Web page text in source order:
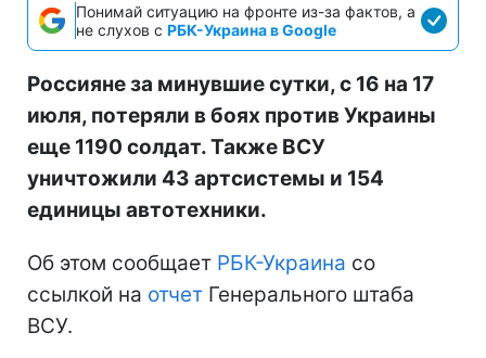
Понимай ситуацию на фронте из-за фактов, а
не слухов с РБК-Украина в Google
Россияне за минувшие сутки, с 16 на 17
июля, потеряли в боях против Украины
еще 1190 солдат. Также ВСУ
уничтожили 43 артсистемы и 154
единицы автотехники.
Об этом сообщает РБК-Украина со
ссылкой на отчет Генерального штаба
ВСУ.